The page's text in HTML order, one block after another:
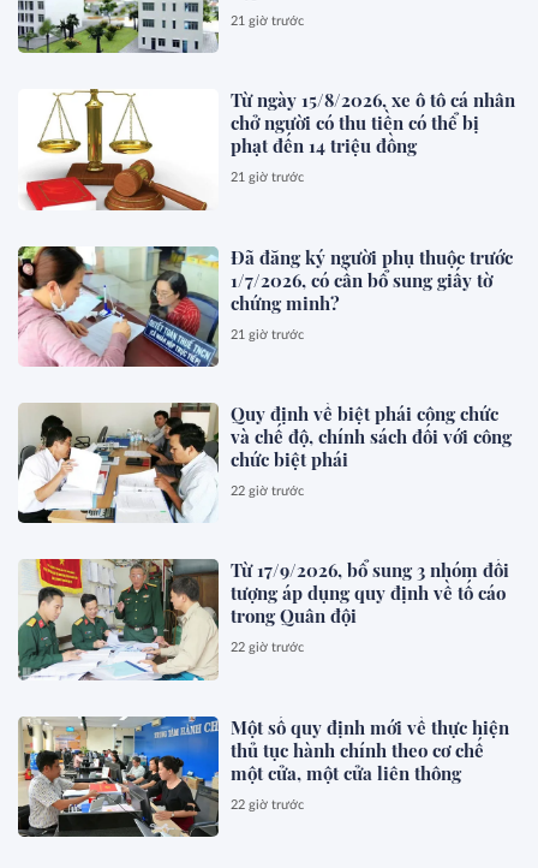
21 giờ trước
Từ ngày 15/8/2026, xe ô tô cá nhân
chở người có thu tiền có thể bị
phạt đến 14 triệu đồng
21 giờ trước
Đã đăng ký người phụ thuộc trước
1/7/2026, có cần bổ sung giấy tờ
chứng minh?
21 giờ trước
Quy định về biệt phái công chức
và chế độ, chính sách đối với công
chức biệt phái
22 giờ trước
Từ 17/9/2026, bổ sung 3 nhóm đối
tượng áp dụng quy định về tố cáo
trong Quân đội
22 giờ trước
Một số quy định mới về thực hiện
thủ tục hành chính theo cơ chế
một cửa, một cửa liên thông
22 giờ trước